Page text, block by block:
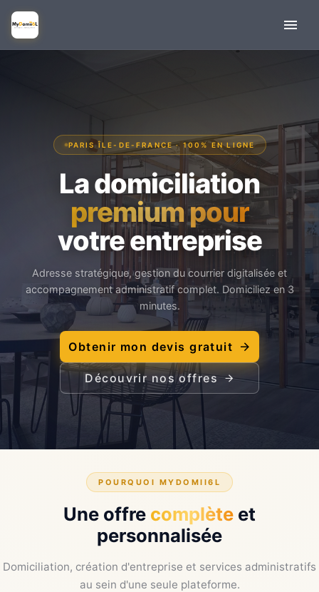
PARIS ÎLE-DE-FRANCE · 100% EN LIGNE
La domiciliation
premium pour
votre entreprise
Adresse stratégique, gestion du courrier digitalisée et
accompagnement administratif complet. Domiciliez en 3
minutes.
Obtenir mon devis gratuit
Découvrir nos offres
POURQUOI MYDOMII6L
Une offre complète et
personnalisée
Domiciliation, création d'entreprise et services administratifs
au sein d'une seule plateforme.